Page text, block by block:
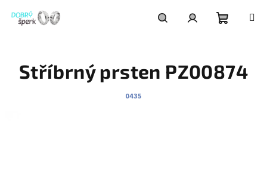
obsah
košík
Stříbrný prsten PZ00874
0435